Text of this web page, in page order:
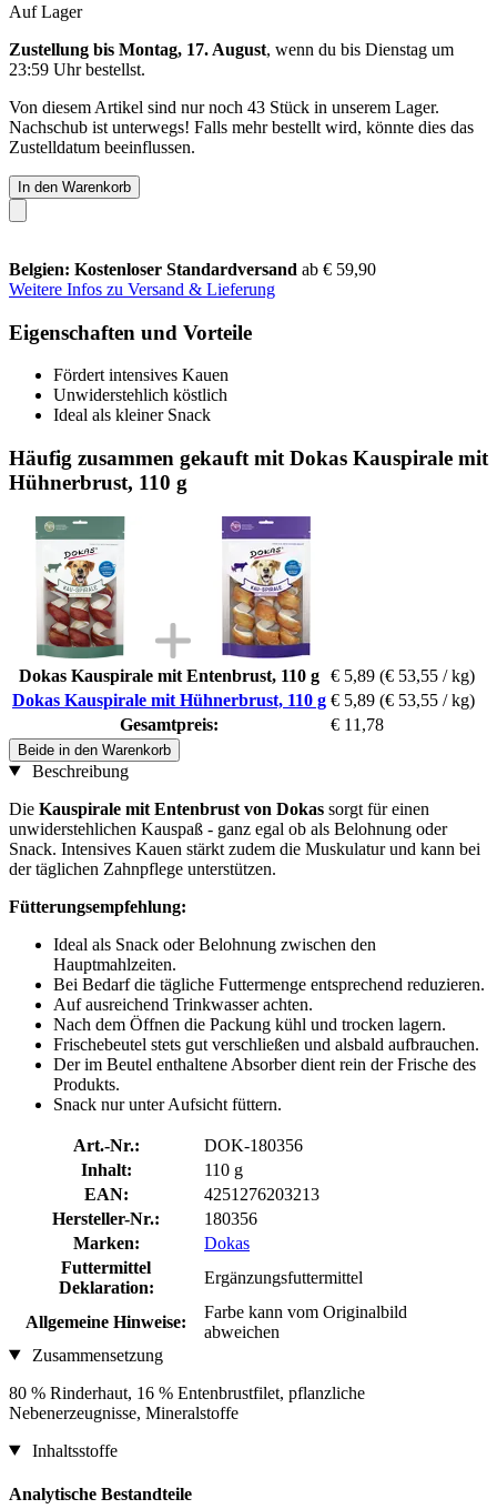
Auf Lager
Zustellung bis Montag, 17. August, wenn du bis Dienstag um
23:59 Uhrbestellst.
Von diesem Artikel sind nur noch 43 Stück in unserem Lager.
Nachschub ist unterwegs! Falls mehr bestellt wird, könnte dies das
Zustelldatum beeinflussen.
In den Warenkorb
Belgien: Kostenloser Standardversand ab € 59,90
Weitere Infos zu Versand & Lieferung
Eigenschaften und Vorteile
Fördert intensives Kauen
Unwiderstehlich köstlich
Ideal als kleiner Snack
Häufig zusammen gekauft mit Dokas Kauspirale mit
Hühnerbrust, 110 g
Dokas Kauspirale mit Entenbrust, 110 g € 5,89 (€ 53,55 / kg)
Dokas Kauspirale mit Hühnerbrust, 110 g € 5,89 (€ 53,55 / kg)
Gesamtpreis:
€ 11,78
Beide in den Warenkorb
Beschreibung
Die Kauspirale mit Entenbrust von Dokas sorgt für einen
unwiderstehlichen Kauspaß - ganz egal ob als Belohnung oder
Snack. Intensives Kauen stärkt zudem die Muskulatur und kann bei
der täglichen Zahnpflege unterstützen.
Fütterungsempfehlung:
Ideal als Snack oder Belohnung zwischen den
Hauptmahlzeiten.
Bei Bedarf die tägliche Futtermenge entsprechend reduzieren.
Auf ausreichend Trinkwasser achten.
Nach dem Öffnen die Packung kühl und trocken lagern.
Frischebeutel stets gut verschließen und alsbald aufbrauchen.
Der im Beutel enthaltene Absorber dient rein der Frische des
Produkts.
Snack nur unter Aufsicht füttern.
Art.-Nr.:
DOK-180356
Inhalt:
110 g
EAN:
4251276203213
Hersteller-Nr.:
180356
Marken:
Dokas
Futtermittel
Deklaration:
Ergänzungsfuttermittel
Allgemeine Hinweise:
Farbe kann vom Originalbild
abweichen
Zusammensetzung
80 % Rinderhaut, 16 % Entenbrustfilet, pflanzliche
Nebenerzeugnisse, Mineralstoffe
Inhaltsstoffe
Analytische Bestandteile